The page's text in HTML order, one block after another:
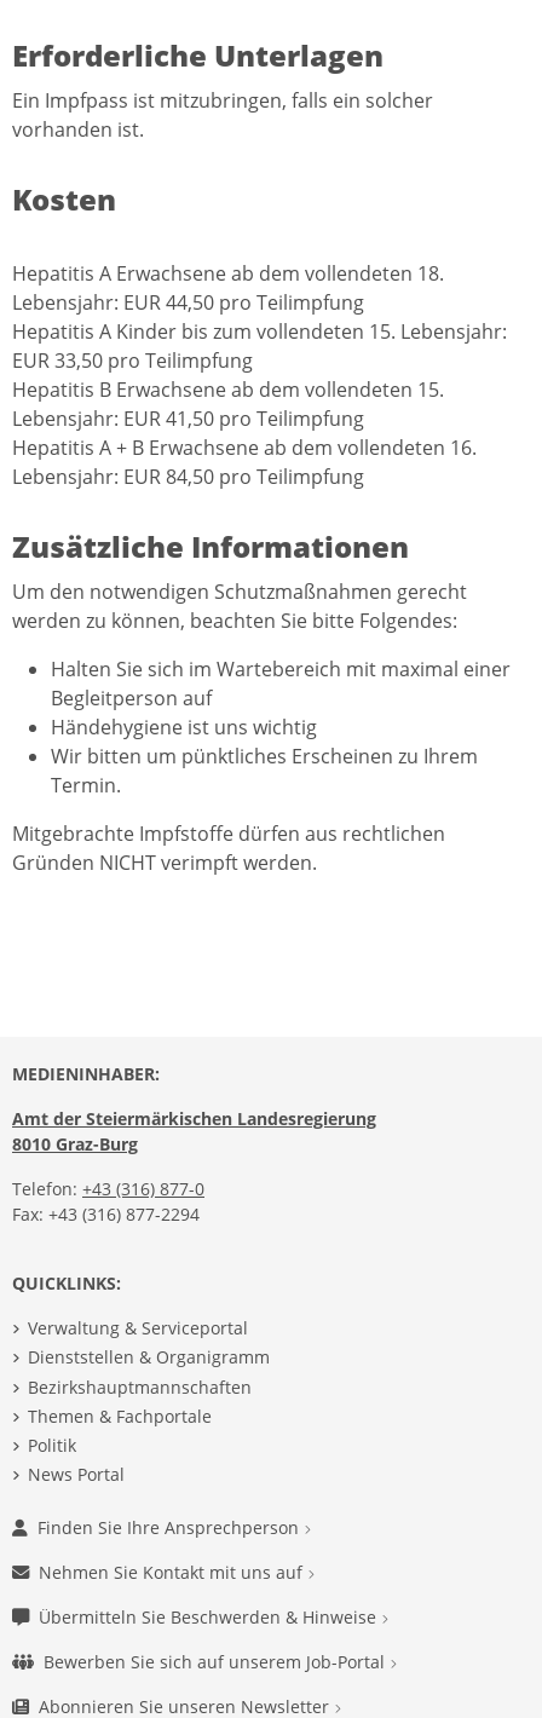
Erforderliche Unterlagen
Ein Impfpass ist mitzubringen, falls ein solcher
vorhanden ist.
Kosten
Hepatitis A Erwachsene ab dem vollendeten 18.
Lebensjahr: EUR 44,50 pro Teilimpfung
Hepatitis A Kinder bis zum vollendeten 15. Lebensjahr:
EUR 33,50 pro Teilimpfung
Hepatitis B Erwachsene ab dem vollendeten 15.
Lebensjahr: EUR 41,50 pro Teilimpfung
Hepatitis A + B Erwachsene ab dem vollendeten 16.
Lebensjahr: EUR 84,50 pro Teilimpfung
Zusätzliche Informationen
Um den notwendigen Schutzmaßnahmen gerecht
werden zu können, beachten Sie bitte Folgendes:
Halten Sie sich im Wartebereich mit maximal einer
Begleitperson auf
Händehygiene ist uns wichtig
Wir bitten um pünktliches Erscheinen zu Ihrem
Termin.
Mitgebrachte Impfstoffe dürfen aus rechtlichen
Gründen NICHT verimpft werden.
MEDIENINHABER:
Amt der Steiermärkischen Landesregierung
8010 Graz-Burg
Telefon: +43 (316) 877-0
Fax: +43 (316) 877-2294
QUICKLINKS:
Verwaltung & Serviceportal
Dienststellen & Organigramm
Bezirkshauptmannschaften
Themen & Fachportale
Politik
News Portal
Finden Sie Ihre Ansprechperson
Nehmen Sie Kontakt mit uns auf
Übermitteln Sie Beschwerden & Hinweise
Bewerben Sie sich auf unserem Job-Portal
Abonnieren Sie unseren Newsletter